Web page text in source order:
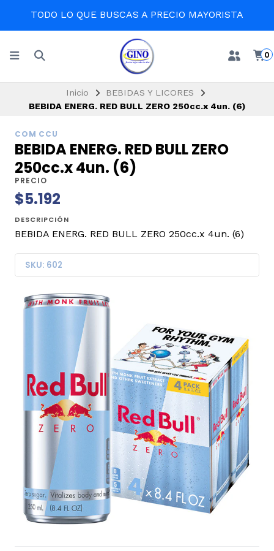
TODO LO QUE BUSCAS A PRECIO MAYORISTA
0
Inicio
BEBIDAS Y LICORES
BEBIDA ENERG. RED BULL ZERO 250cc.x 4un. (6)
COM CCU
BEBIDA ENERG. RED BULL ZERO
250cc.x 4un. (6)
PRECIO
$5.192
DESCRIPCIÓN
BEBIDA ENERG. RED BULL ZERO 250cc.x 4un. (6)
SKU: 602